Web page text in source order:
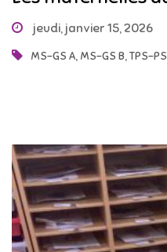
jeudi, janvier 15, 2026
MS-GS A, MS-GS B,TPS-PS